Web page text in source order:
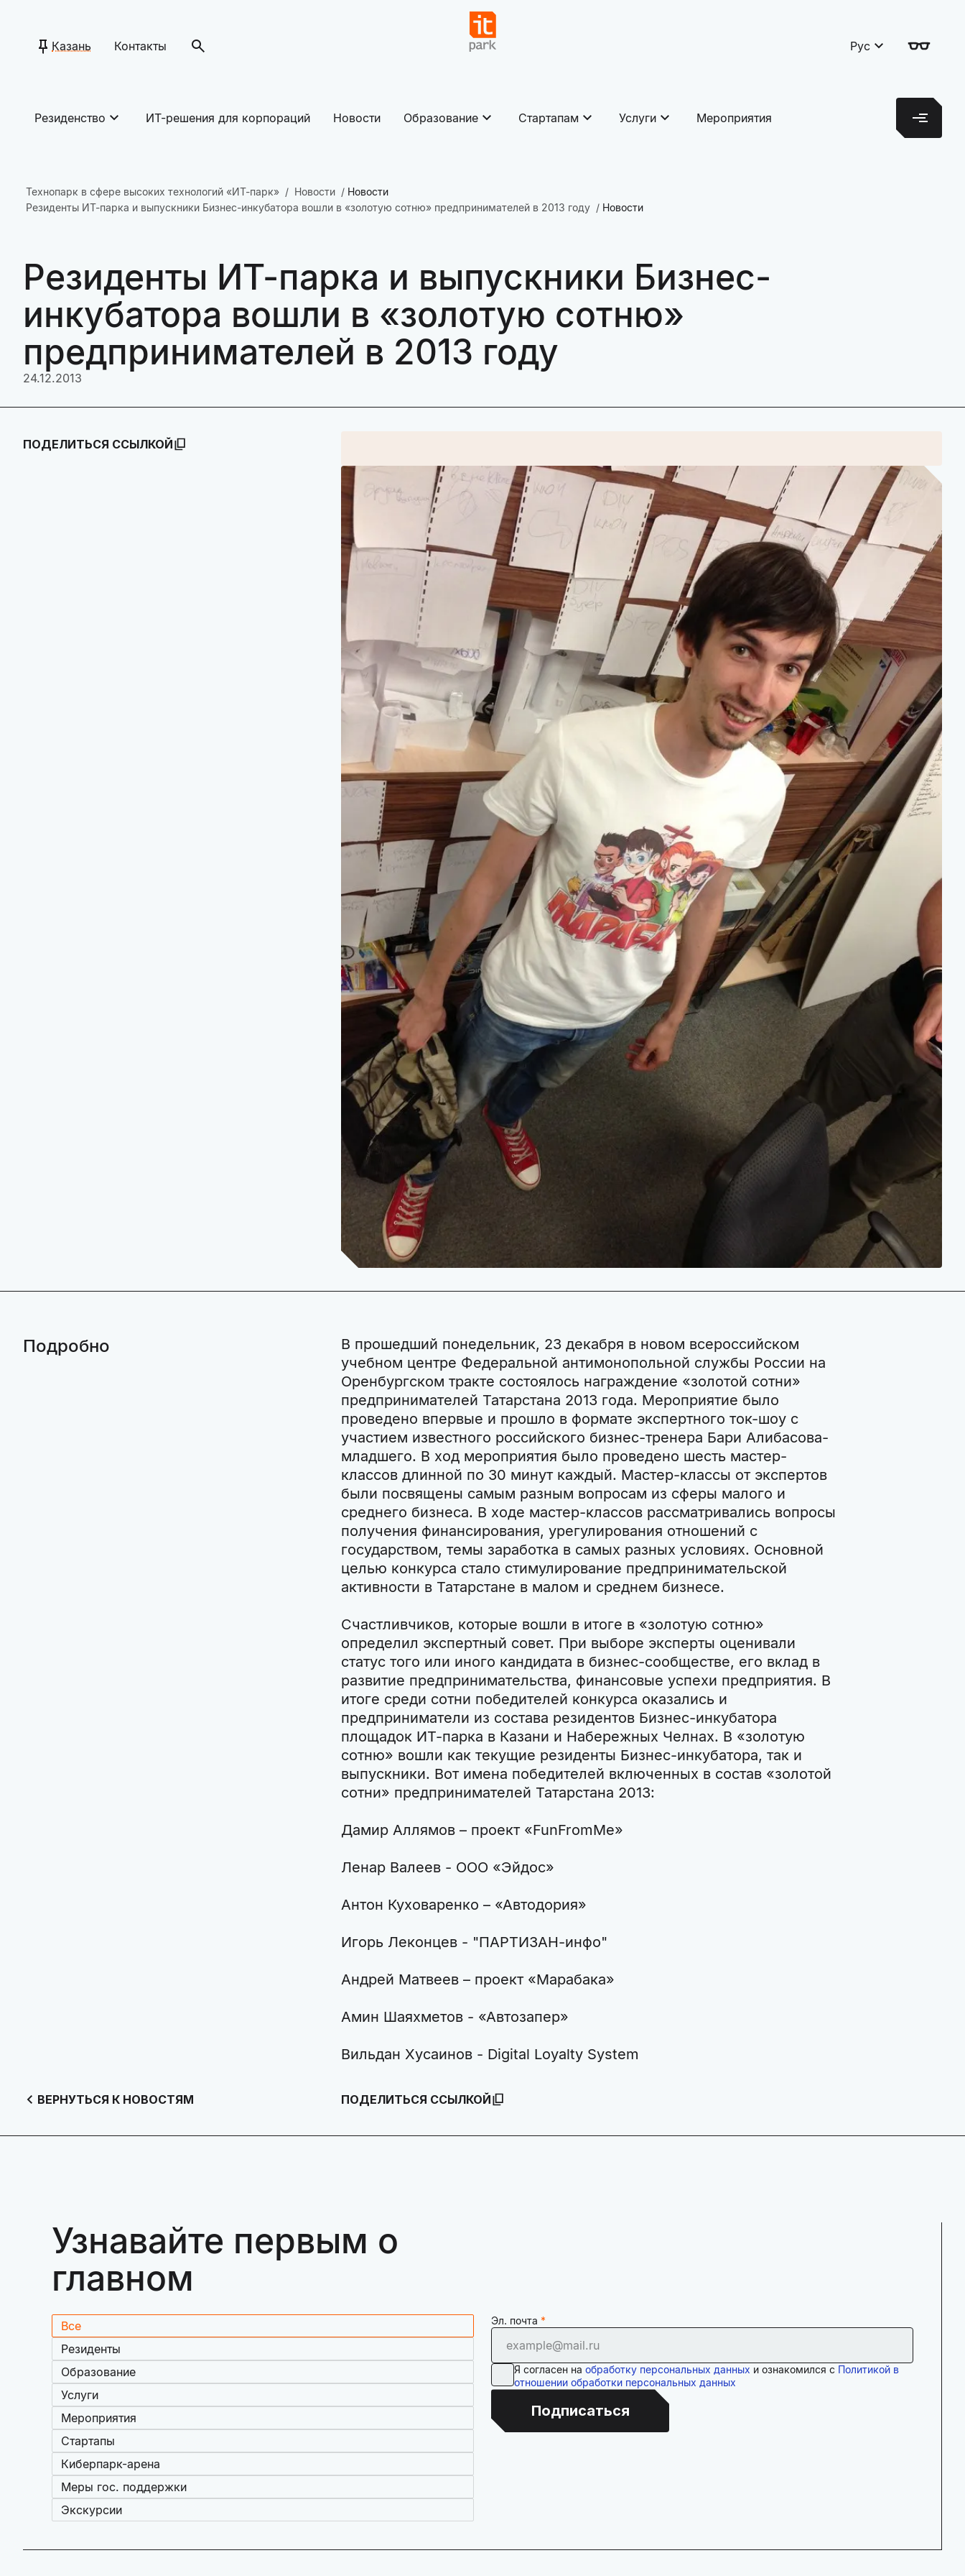
Казань Контакты Рус
Резиденство ИТ-решения для корпораций Новости Образование Стартапам Услуги Мероприятия
Технопарк в сфере высоких технологий «ИТ-парк» Новости
Новости
Резиденты ИТ-парка и выпускники Бизнес-инкубатора вошли в «золотую сотню» предпринимателей в 2013 году
Новости
Резиденты ИТ-парка и выпускники Бизнес-
инкубатора вошли в «золотую сотню»
предпринимателей в 2013 году
24.12.2013
ПОДЕЛИТЬСЯ ССЫЛКОЙ
Подробно
В прошедший понедельник, 23 декабря в новом всероссийском
учебном центре Федеральной антимонопольной службы России на
Оренбургском тракте состоялось награждение «золотой сотни»
предпринимателей Татарстана 2013 года. Мероприятие было
проведено впервые и прошло в формате экспертного ток-шоу с
участием известного российского бизнес-тренера Бари Алибасова-
младшего. В ход мероприятия было проведено шесть мастер-
классов длинной по 30 минут каждый. Мастер-классы от экспертов
были посвящены самым разным вопросам из сферы малого и
среднего бизнеса. В ходе мастер-классов рассматривались вопросы
получения финансирования, урегулирования отношений с
государством, темы заработка в самых разных условиях. Основной
целью конкурса стало стимулирование предпринимательской
активности в Татарстане в малом и среднем бизнесе.
Счастливчиков, которые вошли в итоге в «золотую сотню»
определил экспертный совет. При выборе эксперты оценивали
статус того или иного кандидата в бизнес-сообществе, его вклад в
развитие предпринимательства, финансовые успехи предприятия. В
итоге среди сотни победителей конкурса оказались и
предприниматели из состава резидентов Бизнес-инкубатора
площадок ИТ-парка в Казани и Набережных Челнах. В «золотую
сотню» вошли как текущие резиденты Бизнес-инкубатора, так и
выпускники. Вот имена победителей включенных в состав «золотой
сотни» предпринимателей Татарстана 2013:
Дамир Аллямов – проект «FunFromMe»
Ленар Валеев - ООО «Эйдос»
Антон Куховаренко – «Автодория»
Игорь Леконцев - "ПАРТИЗАН-инфо"
Андрей Матвеев – проект «Марабака»
Амин Шаяхметов - «Автозапер»
Вильдан Хусаинов - Digital Loyalty System
ВЕРНУТЬСЯ К НОВОСТЯМ ПОДЕЛИТЬСЯ ССЫЛКОЙ
Узнавайте первым о
главном
Все
Резиденты
Образование
Услуги
Мероприятия
Стартапы
Киберпарк-арена
Меры гос. поддержки
Экскурсии
Эл. почта
Я согласен на обработку персональных данных и ознакомился с Политикой в
отношении обработки персональных данных
Подписаться